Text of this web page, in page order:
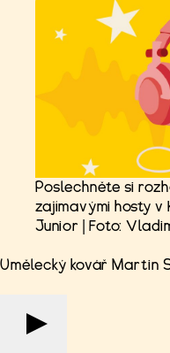
Poslechněte si
zajímavými hosty v
Junior | Foto:
Umělecký kovář Martin